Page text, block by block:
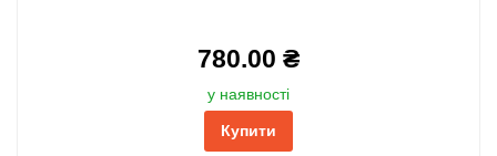
780.00 ₴
у наявності
Купити